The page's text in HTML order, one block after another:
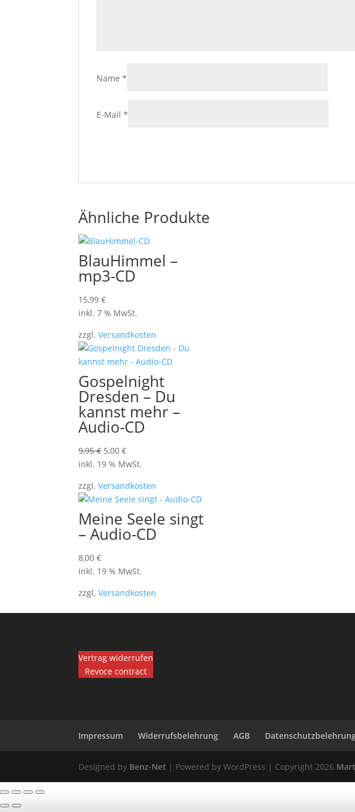
Name*
E-Mail*
Ähnliche Produkte
BlauHimmel –
mp3-CD
15,99€
inkl. 7 % MwSt.
zzgl.Versandkosten
Gospelnight
Dresden – Du
kannst mehr –
Audio-CD
9,95€ Ursprünglicher
Preis
9,95 €
5,00€Aktueller
Preis
5,00 €.
inkl. 19 % MwSt.
zzgl.Versandkosten
Meine Seele singt
– Audio-CD
8,00€
inkl. 19 % MwSt.
zzgl.Versandkosten
Vertrag widerrufen
Revoce contract
Impressum Widerrufsbelehrung AGB
Designed by Benz-Net | Powered by WordPress | Copyright 2026